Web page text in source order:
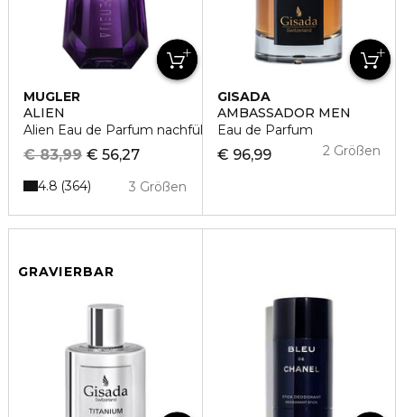
MUGLER
ALIEN
Alien Eau de Parfum nachfüllbar
€ 56,27
€ 83,99
3 Größen
4.8 364
GISADA
AMBASSADOR MEN
Eau de Parfum
€ 96,99 2 Größen
GRAVIERBAR